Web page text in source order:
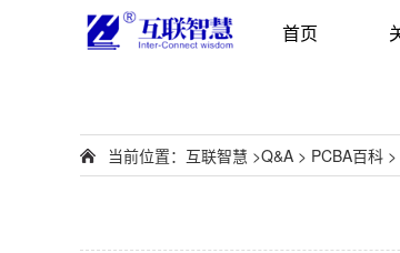
首页
当前位置： 互联智慧 >Q&A > PCBA百科